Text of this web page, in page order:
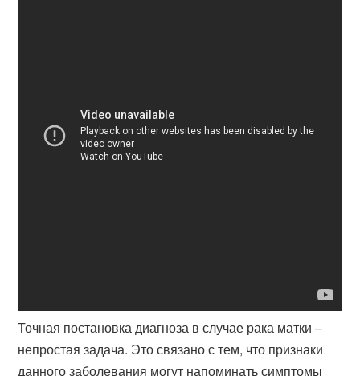
Точная постановка диагноза в случае рака матки –
непростая задача. Это связано с тем, что признаки
данного заболевания могут напоминать симптомы